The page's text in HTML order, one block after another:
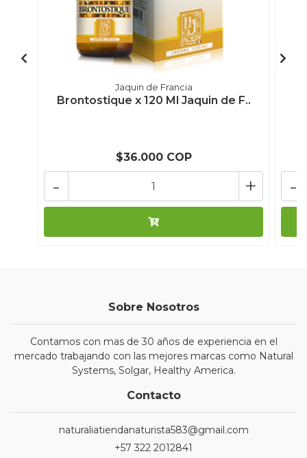
Jaquin de Francia
Brontostique x 120 Ml Jaquin de F..
$36.000 COP
+
- -
Sobre Nosotros
Contamos con mas de 30 años de experiencia en el
mercado trabajando con las mejores marcas como Natural
Systems, Solgar, Healthy America.
Contacto
naturaliatiendanaturista583@gmail.com
+57 322 2012841